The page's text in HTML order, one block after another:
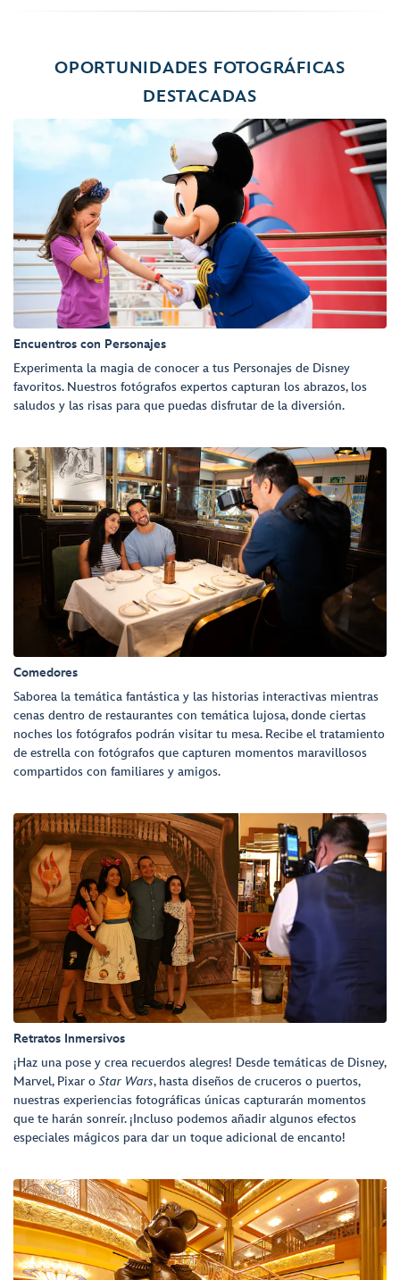
OPORTUNIDADES FOTOGRÁFICAS
DESTACADAS
Encuentros con Personajes
Experimenta la magia de conocer a tus Personajes de Disney
favoritos. Nuestros fotógrafos expertos capturan los abrazos, los
saludos y las risas para que puedas disfrutar de la diversión.
Comedores
Saborea la temática fantástica y las historias interactivas mientras
cenas dentro de restaurantes con temática lujosa, donde ciertas
noches los fotógrafos podrán visitar tu mesa. Recibe el tratamiento
de estrella con fotógrafos que capturen momentos maravillosos
compartidos con familiares y amigos.
Retratos Inmersivos
¡Haz una pose y crea recuerdos alegres! Desde temáticas de Disney,
Marvel, Pixar oStar Wars, hasta diseños de cruceros o puertos,
nuestras experiencias fotográficas únicas capturarán momentos
que te harán sonreír. ¡Incluso podemos añadir algunos efectos
especiales mágicos para dar un toque adicional de encanto!